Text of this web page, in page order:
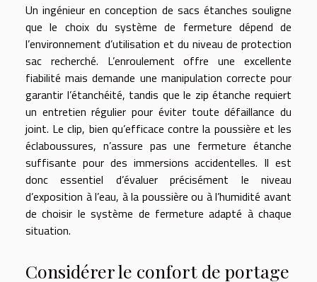
Un ingénieur en conception de sacs étanches souligne
que le choix du système de fermeture dépend de
l’environnement d’utilisation et du niveau de protection
sac recherché. L’enroulement offre une excellente
fiabilité mais demande une manipulation correcte pour
garantir l’étanchéité, tandis que le zip étanche requiert
un entretien régulier pour éviter toute défaillance du
joint. Le clip, bien qu’efficace contre la poussière et les
éclaboussures, n’assure pas une fermeture étanche
suffisante pour des immersions accidentelles. Il est
donc essentiel d’évaluer précisément le niveau
d’exposition à l’eau, à la poussière ou à l’humidité avant
de choisir le système de fermeture adapté à chaque
situation.
Considérer le confort de portage